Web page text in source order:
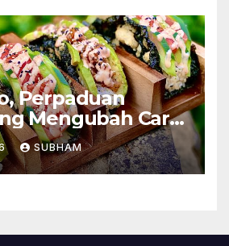
Perpaduan
Mengubah Cara
Hidangan Favorit
SUBHAM